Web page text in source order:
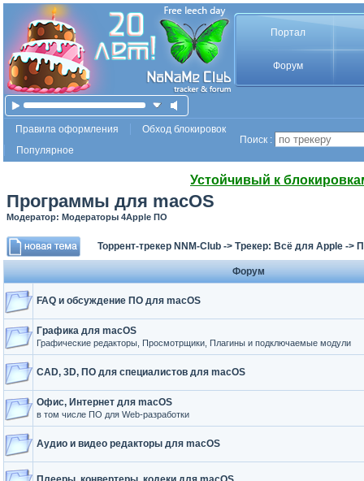
Портал
Форум
Правила оформления
Обход блокировок
Популярное
Поиск :
Устойчивый к
Программы для macOS
Модератор: Модераторы 4Apple ПО
Торрент-трекер NNM-Club -> Трекер: Всё для Apple ->
Форум
FAQ и обсуждение ПО для macOS
Графика для macOS
Графические редакторы, Просмотрщики, Плагины и подключаемые модули
CAD, 3D, ПО для специалистов для macOS
Офис, Интернет для macOS
в том числе ПО для Web-разработки
Аудио и видео редакторы для macOS